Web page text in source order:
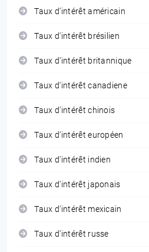
Taux d'intérêt américain
Taux d'intérêt brésilien
Taux d'intérêt britannique
Taux d'intérêt canadiene
Taux d'intérêt chinois
Taux d'intérêt européen
Taux d'intérêt indien
Taux d'intérêt japonais
Taux d'intérêt mexicain
Taux d'intérêt russe